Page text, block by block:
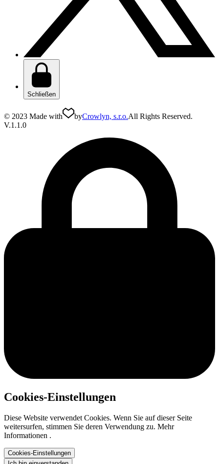
Schließen
© 2023 Made with byCrowlyn, s.r.o.All Rights Reserved.
V.1.1.0
Cookies-Einstellungen
Diese Website verwendet Cookies. Wenn Sie auf dieser Seite
weitersurfen, stimmen Sie deren Verwendung zu. Mehr
Informationen .
Cookies-Einstellungen